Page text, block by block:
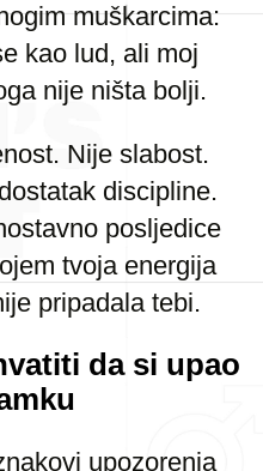
muškarcima:
kao lud, ali moj
nije ništa bolji.
Nije slabost.
discipline.
posljedice
tvoja energija
pripadala tebi.
da si upao
upozorenja